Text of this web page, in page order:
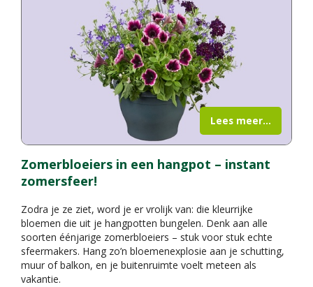
Zomerbloeiers in een hangpot – instant
zomersfeer!
Zodra je ze ziet, word je er vrolijk van: die kleurrijke
bloemen die uit je hangpotten bungelen. Denk aan alle
soorten éénjarige zomerbloeiers – stuk voor stuk echte
sfeermakers. Hang zo’n bloemenexplosie aan je schutting,
muur of balkon, en je buitenruimte voelt meteen als
vakantie.
Lees meer...